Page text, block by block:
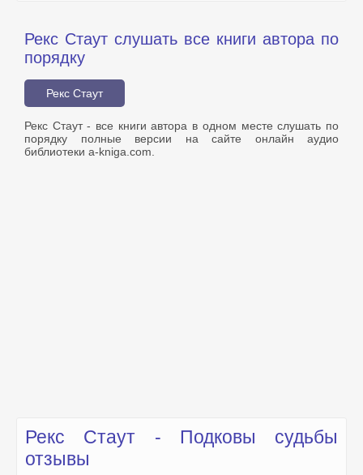
Рекс Стаут слушать все книги автора по
порядку
Рекс Стаут
Рекс Стаут - все книги автора в одном месте слушать по
порядку полные версии на сайте онлайн аудио
библиотеки a-kniga.com.
Рекс Стаут - Подковы судьбы
отзывы